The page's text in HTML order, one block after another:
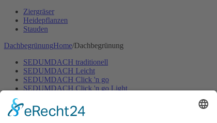
Ziergräser
Heidepflanzen
Stauden
DachbegrünungHome/Dachbegrünung
SEDUMDACH traditionell
SEDUMDACH Leicht
SEDUMDACH Click 'n go
SEDUMDACH Click 'n go Light
Biodiversitätsdach Leicht